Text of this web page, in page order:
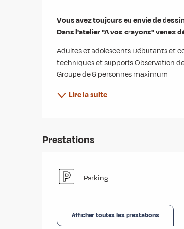
Description
Vous avez toujours eu envie de
Dans l'atelier "A vos crayons" venez
Adultes et adolescents Débutants et
techniques et supports Observation
Groupe de 6 personnes maximum
Lire la suite
Prestations
Parking
Afficher toutes les prestations